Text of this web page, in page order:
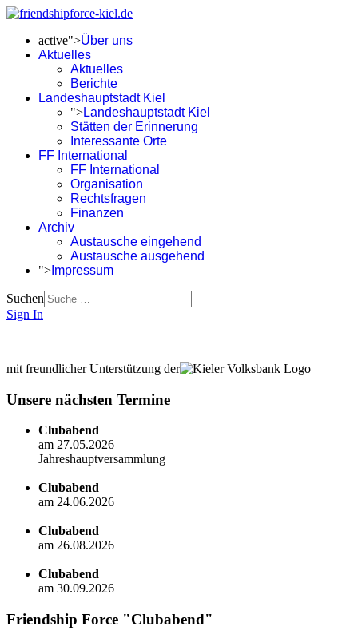
active">Über uns
Aktuelles
Aktuelles
Berichte
Landeshauptstadt Kiel
">Landeshauptstadt Kiel
Stätten der Erinnerung
Interessante Orte
FF International
FF International
Organisation
Rechtsfragen
Finanzen
Archiv
Austausche eingehend
Austausche ausgehend
"> Impressum
Suchen
Sign In
mit freundlicher Unterstützung der
Unsere nächsten Termine
Clubabend
am 27.05.2026
Jahreshauptversammlung
Clubabend
am 24.06.2026
Clubabend
am 26.08.2026
Clubabend
am 30.09.2026
Friendship Force "Clubabend"